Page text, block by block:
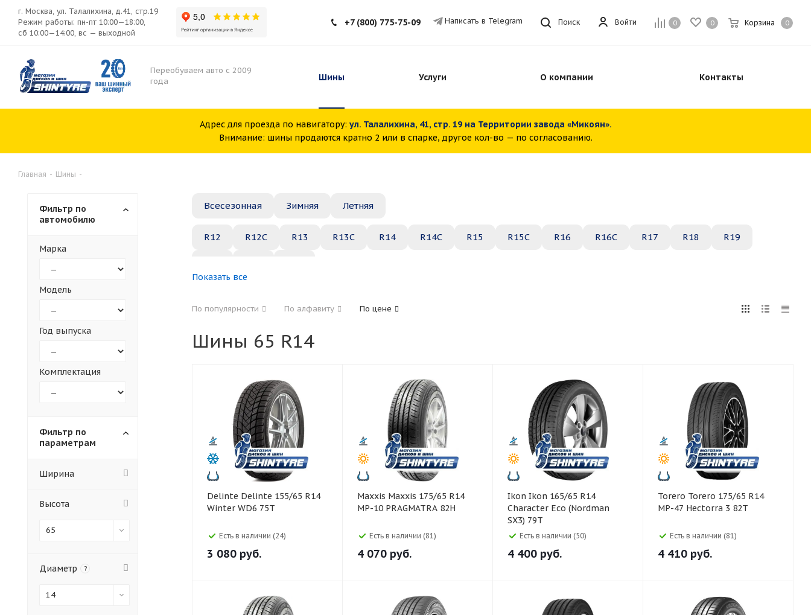
0 0 Корзина 0
Войти
г. Москва, ул. Талалихина, д.41, стр.19
Режим работы: пн-пт 10:00—18:00,
сб 10:00—14:00, вс — выходной
Поиск
+7 (800) 775-75-09 Написать в Telegram
Переобуваем авто с 2009
года
Шины Услуги О компании Контакты
Адрес для проезда по навигатору: ул. Талалихина, 41, стр. 19 на Территории завода «Микоян».
Внимание: шины продаются кратно 2 или в спарке, другое кол-во — по согласованию.
Главная - Шины -
Всесезонная Зимняя Летняя
R12 R12C R13 R13C R14 R14C R15 R15C R16 R16C R17 R18 R19
30 35 40 45
Показать все
По популярности По алфавиту По цене
Шины 65 R14
Delinte Delinte 155/65 R14
Winter WD6 75T
Есть в наличии (24)
3 080 руб.
Maxxis Maxxis 175/65 R14
MP-10 PRAGMATRA 82H
Есть в наличии (81)
4 070 руб.
Ikon Ikon 165/65 R14
Character Eco (Nordman
SX3) 79T
Есть в наличии (50)
4 400 руб.
Torero Torero 175/65 R14
MP-47 Hectorra 3 82T
Есть в наличии (81)
4 410 руб.
Фильтр по
автомобилю
Марка
Модель
Год выпуска
Комплектация
Фильтр по
параметрам
Ширина
Высота
65
Диаметр ?
14